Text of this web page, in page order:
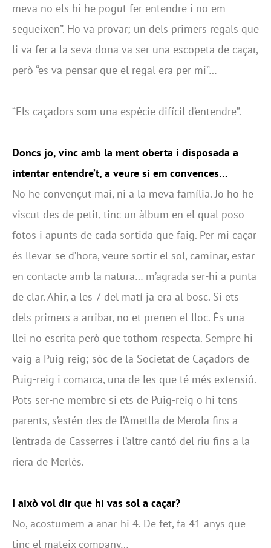
meva no els hi he pogut fer entendre i no em
segueixen”. Ho va provar; un dels primers regals que
li va fer a la seva dona va ser una escopeta de caçar,
però “es va pensar que el regal era per mi”…
“Els caçadors som una espècie difícil d’entendre”.
Doncs jo, vinc amb la ment oberta i disposada a
intentar entendre’t, a veure si em convences…
No he convençut mai, ni a la meva família. Jo ho he
viscut des de petit, tinc un àlbum en el qual poso
fotos i apunts de cada sortida que faig. Per mi caçar
és llevar-se d’hora, veure sortir el sol, caminar, estar
en contacte amb la natura… m’agrada ser-hi a punta
de clar. Ahir, a les 7 del matí ja era al bosc. Si ets
dels primers a arribar, no et prenen el lloc. És una
llei no escrita però que tothom respecta. Sempre hi
vaig a Puig-reig; sóc de la Societat de Caçadors de
Puig-reig i comarca, una de les que té més extensió.
Pots ser-ne membre si ets de Puig-reig o hi tens
parents, s’estén des de l’Ametlla de Merola fins a
l’entrada de Casserres i l’altre cantó del riu fins a la
riera de Merlès.
I això vol dir que hi vas sol a caçar?
No, acostumem a anar-hi 4. De fet, fa 41 anys que
tinc el mateix company…